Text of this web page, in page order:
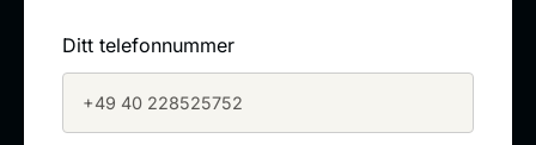
Ditt telefonnummer